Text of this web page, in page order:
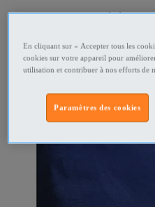
Associations - Bénévolat
En cliquant sur « Accepter tous les
cookies sur votre appareil pour
utilisation et contribuer à nos efforts de
Paramètres des cookies